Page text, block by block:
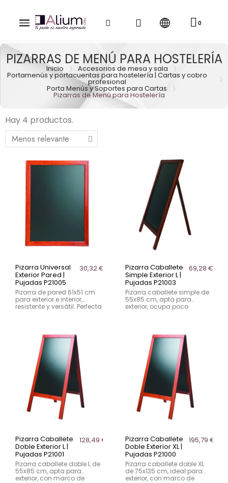
PIZARRAS DE MENÚ PARA HOSTELERÍA
Inicio Accesorios de mesa y sala
Portamenús y portacuentas para hostelería | Cartas y cobro
profesional
Porta Menús y Soportes para Cartas
Pizarras de Menú para Hostelería
Hay 4 productos.
Pizarra Universal
Exterior Pared |
Pujadas P21005
30,32 €
Pizarra de pared 61x51 cm
para exterior e interior,
resistente y versátil. Perfecta
Pizarra Caballete
Simple Exterior L |
Pujadas P21003
69,28 €
Pizarra caballete simple de
55x85 cm, apta para
exterior, ocupa poco
Pizarra Caballete
Doble Exterior L |
Pujadas P21001
128,49 €
Pizarra caballete doble L de
55x85 cm, apta para
exterior, con marco de
Pizarra Caballete
Doble Exterior XL |
Pujadas P21000
195,79 €
Pizarra caballete doble XL
de 75x135 cm, ideal para
exterior, con marco de